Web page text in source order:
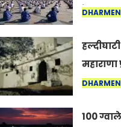
है:
इतिहास
में जीवित
100